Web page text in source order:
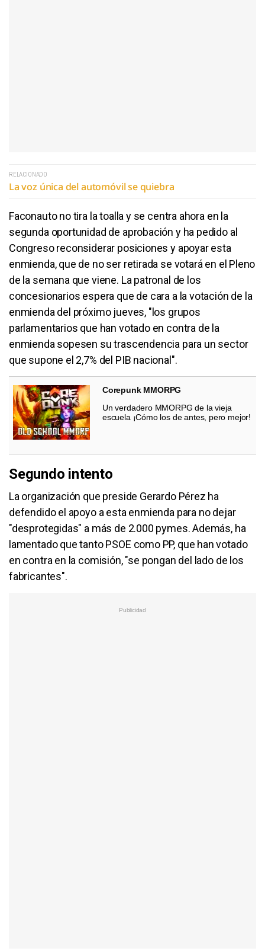
RELACIONADO
La voz única del automóvil se quiebra
Faconauto no tira la toalla y se centra ahora en la
segunda oportunidad de aprobación y ha pedido al
Congreso reconsiderar posiciones y apoyar esta
enmienda, que de no ser retirada se votará en el Pleno
de la semana que viene. La patronal de los
concesionarios espera que de cara a la votación de la
enmienda del próximo jueves, "los grupos
parlamentarios que han votado en contra de la
enmienda sopesen su trascendencia para un sector
que supone el 2,7% del PIB nacional".
Corepunk MMORPG
Un verdadero MMORPG de la vieja
escuela ¡Cómo los de antes, pero mejor!
Segundo intento
La organización que preside Gerardo Pérez ha
defendido el apoyo a esta enmienda para no dejar
"desprotegidas" a más de 2.000 pymes. Además, ha
lamentado que tanto PSOE como PP, que han votado
en contra en la comisión, "se pongan del lado de los
fabricantes".